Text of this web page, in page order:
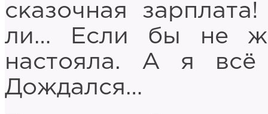
сказочная
ли… Если бы не
настояла. А я
Дождался…